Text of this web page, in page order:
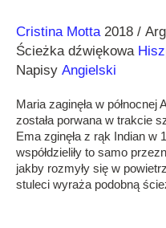
Reżyseria
Cristina Motta
Rok 2018
Ścieżka dźwiękowa
Napisy Angielski
Maria zaginęła w
została porwana w trakcie
Ema zginęła z rąk Indian
współdzieliły to samo
jakby rozmyły się w
stuleci wyraża podobną